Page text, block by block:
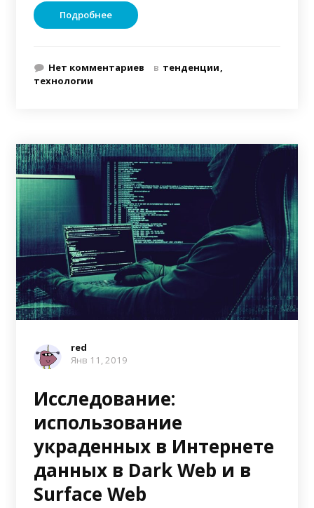
Подробнее
Нет комментариев в тенденции
технологии
red
Янв 11, 2019
Исследование:
использование
украденных в Интернете
данных в Dark Web и в
Surface Web